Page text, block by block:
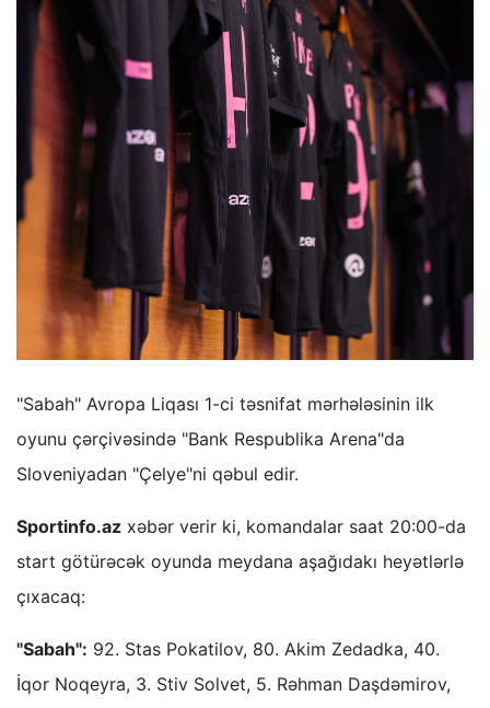
"Sabah" Avropa Liqası 1-ci təsnifat mərhələsinin ilk
oyunu çərçivəsində "Bank Respublika Arena"da
Sloveniyadan "Çelye"ni qəbul edir.
Sportinfo.az xəbər verir ki, komandalar saat 20:00-da
start götürəcək oyunda meydana aşağıdakı heyətlərlə
çıxacaq:
"Sabah": 92. Stas Pokatilov, 80. Akim Zedadka, 40.
İqor Noqeyra, 3. Stiv Solvet, 5. Rəhman Daşdəmirov,